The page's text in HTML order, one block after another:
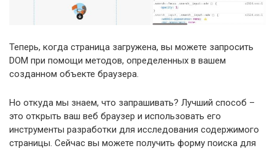
Теперь, когда страница загружена, вы можете запросить
DOM при помощи методов, определенных в вашем
созданном объекте браузера.
Но откуда мы знаем, что запрашивать? Лучший способ –
это открыть ваш веб браузер и использовать его
инструменты разработки для исследования содержимого
страницы. Сейчас вы можете получить форму поиска для